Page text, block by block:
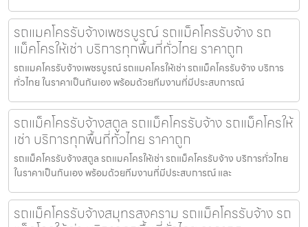
รถแมคโครรับจ้างเพชรบูรณ์ รถแม็คโครรับจ้าง รถ
แม็คโครให้เช่า บริการทุกพื้นที่ทั่วไทย ราคาถูก
รถแมคโครรับจ้างเพชรบูรณ์ รถแมคโครให้เช่า รถแม็คโครรับจ้าง บริการ
ทั่วไทย ในราคาเป็นกันเอง พร้อมด้วยทีมงานที่มีประสบการณ์
รถแม็คโครรับจ้างสตูล รถแม็คโครรับจ้าง รถแม็คโครให้
เช่า บริการทุกพื้นที่ทั่วไทย ราคาถูก
รถแม็คโครรับจ้างสตูล รถแมคโครให้เช่า รถแม็คโครรับจ้าง บริการทั่วไทย
ในราคาเป็นกันเอง พร้อมด้วยทีมงานที่มีประสบการณ์ และ
รถแม็คโครรับจ้างสมุทรสงคราม รถแม็คโครรับจ้าง รถ